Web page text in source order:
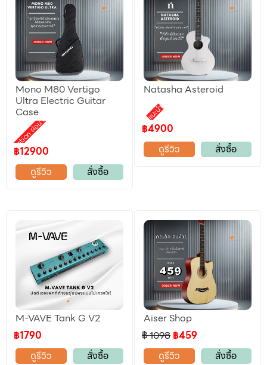
Mono M80 Vertigo
Ultra Electric Guitar
Case
Promotion ผ่อน 0%
฿12900
ดูรีวิว
สั่งซื้อ
Natasha Asteroid
แนะนำ
฿4900
ดูรีวิว
สั่งซื้อ
M-VAVE Tank G V2
฿1790
ดูรีวิว
สั่งซื้อ
Aiser Shop
฿ 1098 ฿459
ดูรีวิว
สั่งซื้อ